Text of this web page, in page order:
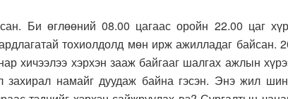
Би өглөөний 08.00 цагаас оройн 22.00 цаг
тохиолдолд мөн ирж ажилладаг байсан.
хичээлээ хэрхэн зааж байгааг шалгах ажлын
захирал намайг дуудаж байна гэсэн. Энэ жил